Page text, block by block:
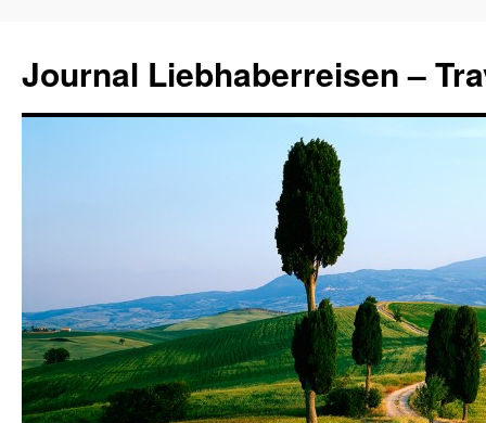
Journal Liebhaberreisen –